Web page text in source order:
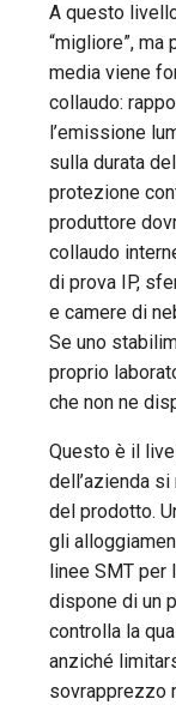
A questo
“migliore”, ma
media viene
collaudo:
l’emissione
sulla durata
protezione
produttore
collaudo
di prova IP,
e camere di
Se uno
proprio
che non ne
Questo è il
dell’azienda
del prodotto.
gli
linee SMT
dispone di un
controlla la
anziché
sovrapprezzo